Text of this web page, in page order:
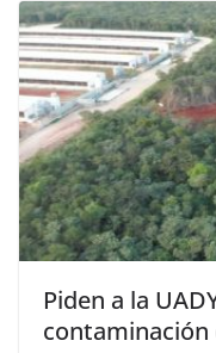
Piden a la
contaminación